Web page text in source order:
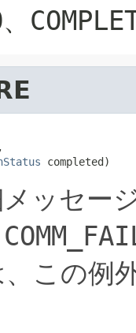
、
completed)
ッセー
、この